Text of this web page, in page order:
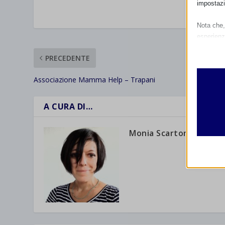
VALUTARE:
PRECEDENTE
Associazione Mamma Help – Trapani
A CURA DI…
Monia Scarton
Nota
I
Altri